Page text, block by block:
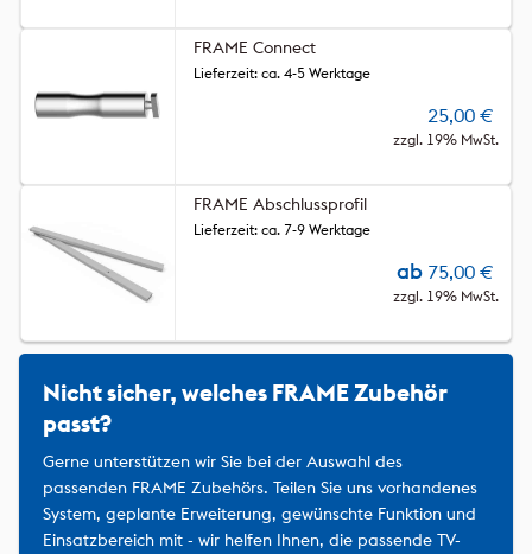
FRAME Connect
25,00 €
zzgl. 19% MwSt.
Lieferzeit: ca. 4-5 Werktage
FRAME Abschlussprofil
Lieferzeit: ca. 7-9 Werktage
ab 75,00 €
zzgl. 19% MwSt.
Nicht sicher, welches FRAME Zubehör
passt?
Gerne unterstützen wir Sie bei der Auswahl des
passenden FRAME Zubehörs. Teilen Sie uns vorhandenes
System, geplante Erweiterung, gewünschte Funktion und
Einsatzbereich mit - wir helfen Ihnen, die passende TV-